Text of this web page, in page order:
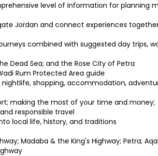
level of information for planning
Jordan and connect experiences
combined with suggested day trips,
Dead Sea; and the Rose City of Petra
Rum Protected Area guide
shopping, accommodation,
making the most of your time and money;
responsible travel
local life, history, and traditions
Madaba & the King's Highway; Petra;